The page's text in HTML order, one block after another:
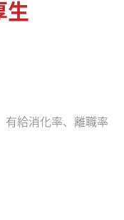
生
有給消化率、離職率